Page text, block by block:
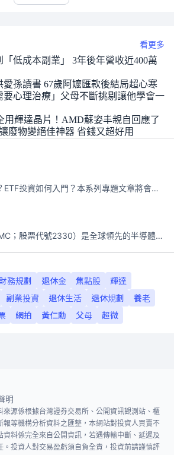
看更多
低成本副業」 3年後年營收近400萬
愛孫讀書 67歲阿嬤匯款後結局超心寒
要心理治療」父母不斷挑剔讓他學會一
用輝達晶片！AMD蘇姿丰親自回應了
廢物變絕佳神器 省錢又超好用
ETF是什麼？ETF投資如何入門？本系列專題文章將會告訴你新手必須知道的ETF基礎知識。
台積電（tSMC；股票代號2330）是全球領先的半導體代工公司，成立於1987年，總部位於台灣新竹。且已於美國、日本、德國及中國設廠，台積電是全球首家專業積體電路製造服務公司，也是全球最先進和最大規模的半導體代工廠。
財務規劃 退休金 焦點股
輝達
副業投資 退休生活 退休規劃
養老
網拍 黃仁勳 父母 超微
明
來源係根據台灣證券交易所、公開資訊觀測站、櫃
報等機構分析資料之匯整，本網站對投資人買賣不
資料係完全來自公開資訊，若遇傳輸中斷、延遲及
。投資人對交易盈虧須自負全責，投資前請謹慎評